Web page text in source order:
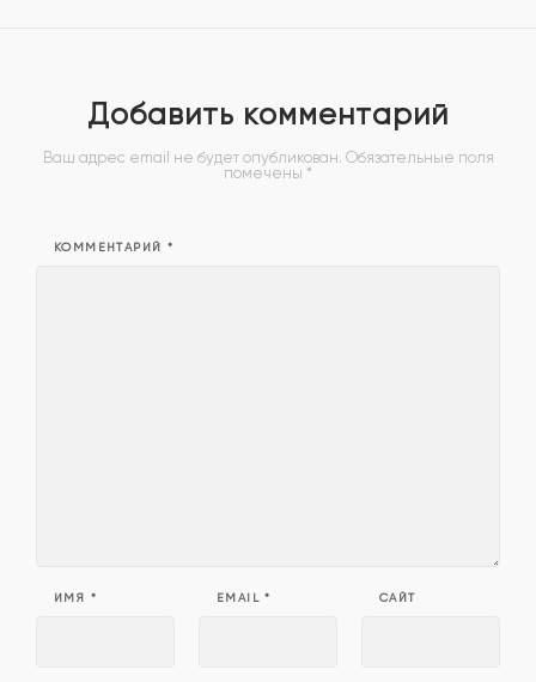
Добавить комментарий
Ваш адрес email не будет опубликован. Обязательные поля
помечены *
КОММЕНТАРИЙ *
ИМЯ * EMAIL* САЙТ